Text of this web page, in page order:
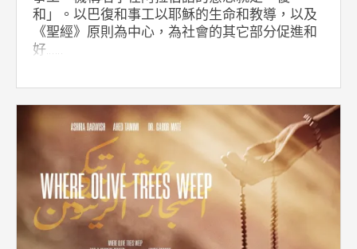
和」。以巴復和事工以耶穌的生命和教導，以及
《聖經》原則為中心，為社會的其它部分促進和
好……